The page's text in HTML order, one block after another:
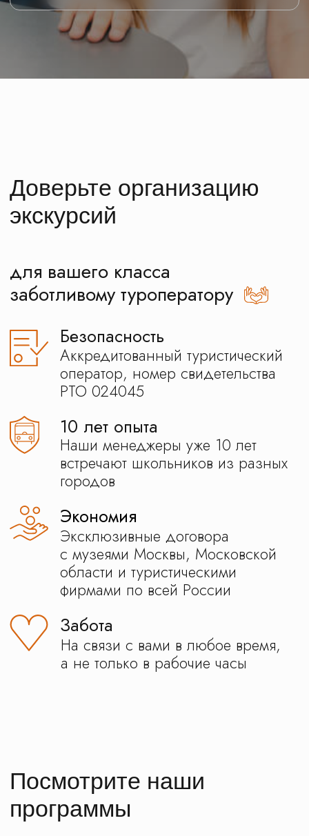
На связи с вами в любое время,
а не только в рабочие часы
Эксклюзивные договора
с музеями Москвы, Московской
для вашего класса
заботливому туроператору
Экономия
Забота
Посмотрите наши
Они для ориентира, для вас сможем
сделать другую
Чтобыорганизвать
экскурсиюнужно
объединитьминимум
4 организации
Гостиницы
Знаем как разместить школьников